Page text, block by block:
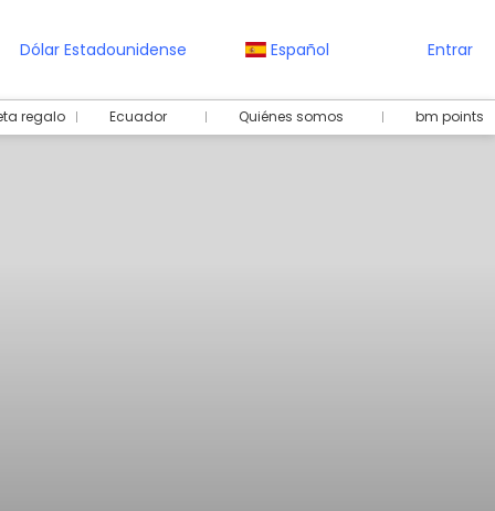
Dólar Estadounidense Español Entrar
regalo Ecuador Quiénes somos bm points